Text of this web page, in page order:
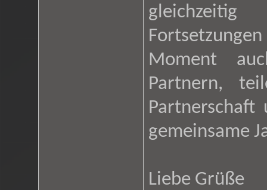
Moment
Partnern,
gemeinsame
Liebe Grüße